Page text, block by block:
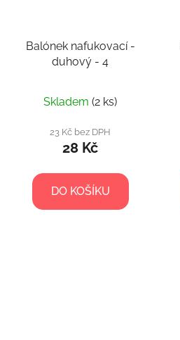
Balónek nafukovací -
duhový - 4
Skladem (2 ks)
23 Kč bez DPH
28 Kč
DO KOŠÍKU